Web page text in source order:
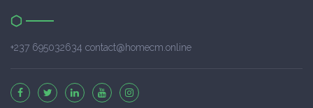
+237 695032634 contact@homecm.online